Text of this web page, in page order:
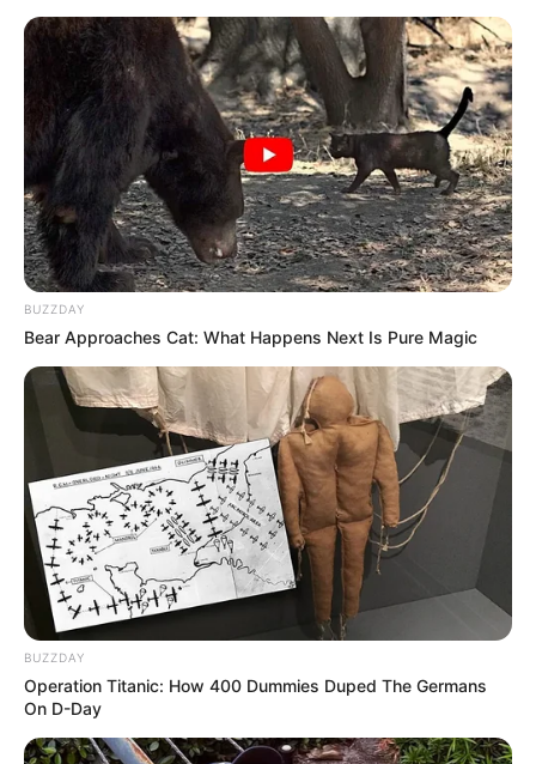
BUZZDAY
Bear Approaches Cat: What Happens Next Is Pure Magic
BUZZDAY
Operation Titanic: How 400 Dummies Duped The Germans
On D-Day